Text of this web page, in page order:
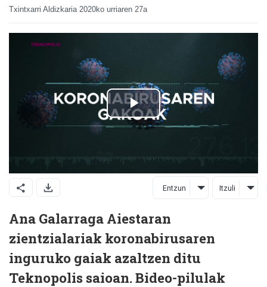
Txintxarri Aldizkaria 2020ko urriaren 27a
Entzun Itzuli
Ana Galarraga Aiestaran
zientzialariak koronabirusaren
inguruko gaiak azaltzen ditu
Teknopolis saioan. Bideo-pilulak